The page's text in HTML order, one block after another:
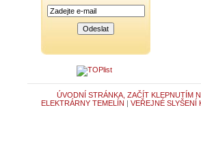
ÚVODNÍ STRÁNKA, ZAČÍT KLEPNUTÍM
ELEKTRÁRNY TEMELÍN | VEŘEJNÉ SLYŠENÍ